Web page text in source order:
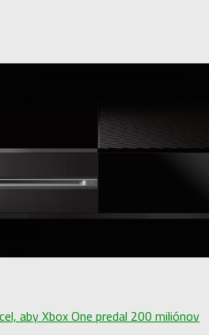
aby Xbox One predal 200 miliónov